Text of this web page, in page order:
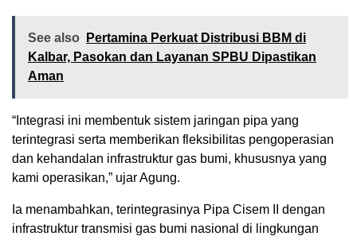
See also
Pertamina Perkuat Distribusi BBM di
Kalbar, Pasokan dan Layanan SPBU Dipastikan
Aman
“Integrasi ini membentuk sistem jaringan pipa yang
terintegrasi serta memberikan fleksibilitas pengoperasian
dan kehandalan infrastruktur gas bumi, khususnya yang
kami operasikan,” ujar Agung.
Ia menambahkan, terintegrasinya Pipa Cisem II dengan
infrastruktur transmisi gas bumi nasional di lingkungan